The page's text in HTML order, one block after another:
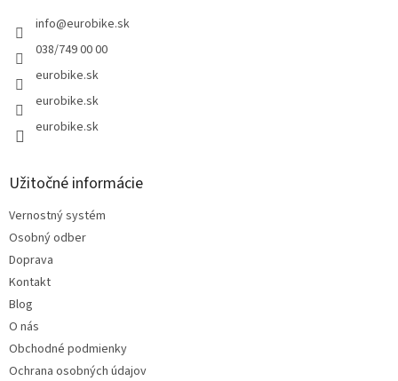
info@eurobike.sk
038/749 00 00
eurobike.sk
eurobike.sk
eurobike.sk
Užitočné informácie
Vernostný systém
Osobný odber
Doprava
Kontakt
Blog
O nás
Obchodné podmienky
Ochrana osobných údajov